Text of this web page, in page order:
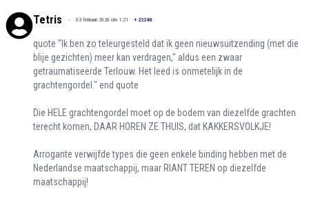
Tetris 03 februari 2026 om 1:21 + 22240
quote "Ik ben zo teleurgesteld dat ik geen nieuwsuitzending (met die
blije gezichten) meer kan verdragen," aldus een zwaar
getraumatiseerde Terlouw. Het leed is onmetelijk in de
grachtengordel." end quote
Die HELE grachtengordel moet op de bodem van diezelfde grachten
terecht komen, DAAR HOREN ZE THUIS, dat KAKKERSVOLKJE!
Arrogante verwijfde types die geen enkele binding hebben met de
Nederlandse maatschappij, maar RIANT TEREN op diezelfde
maatschappij!